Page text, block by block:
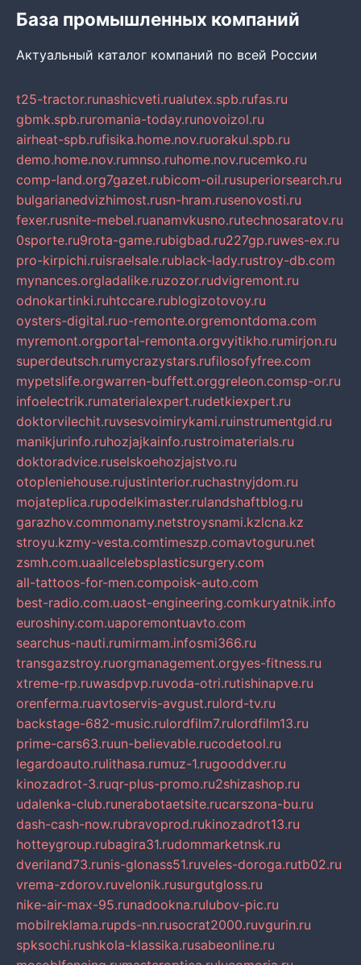
База промышленных компаний
Актуальный каталог компаний по всей России
t25-tractor.runashicveti.rualutex.spb.rufas.ru
gbmk.spb.ruromania-today.runovoizol.ru
airheat-spb.rufisika.home.nov.ruorakul.spb.ru
demo.home.nov.rumnso.ruhome.nov.rucemko.ru
comp-land.org7gazet.rubicom-oil.rusuperiorsearch.ru
bulgarianedvizhimost.rusn-hram.rusenovosti.ru
fexer.rusnite-mebel.ruanamvkusno.rutechnosaratov.ru
0sporte.ru9rota-game.rubigbad.ru227gp.ruwes-ex.ru
pro-kirpichi.ruisraelsale.rublack-lady.rustroy-db.com
mynances.orgladalike.ruzozor.rudvigremont.ru
odnokartinki.ruhtccare.rublogizotovoy.ru
oysters-digital.ruo-remonte.orgremontdoma.com
myremont.orgportal-remonta.orgvyitikho.rumirjon.ru
superdeutsch.rumycrazystars.rufilosofyfree.com
mypetslife.orgwarren-buffett.orggreleon.comsp-or.ru
infoelectrik.rumaterialexpert.rudetkiexpert.ru
doktorvilechit.ruvsesvoimirykami.ruinstrumentgid.ru
manikjurinfo.ruhozjajkainfo.rustroimaterials.ru
doktoradvice.ruselskoehozjajstvo.ru
otopleniehouse.rujustinterior.ruchastnyjdom.ru
mojateplica.rupodelkimaster.rulandshaftblog.ru
garazhov.commonamy.netstroysnami.kzlcna.kz
stroyu.kzmy-vesta.comtimeszp.comavtoguru.net
zsmh.com.uaallcelebsplasticsurgery.com
all-tattoos-for-men.compoisk-auto.com
best-radio.com.uaost-engineering.comkuryatnik.info
euroshiny.com.uaporemontuavto.com
searchus-nauti.rumirmam.infosmi366.ru
transgazstroy.ruorgmanagement.orgyes-fitness.ru
xtreme-rp.ruwasdpvp.ruvoda-otri.rutishinapve.ru
orenferma.ruavtoservis-avgust.rulord-tv.ru
backstage-682-music.rulordfilm7.rulordfilm13.ru
prime-cars63.ruun-believable.rucodetool.ru
legardoauto.rulithasa.rumuz-1.rugooddver.ru
kinozadrot-3.ruqr-plus-promo.ru2shizashop.ru
udalenka-club.runerabotaetsite.rucarszona-bu.ru
dash-cash-now.rubravoprod.rukinozadrot13.ru
hotteygroup.rubagira31.rudommarketnsk.ru
dveriland73.runis-glonass51.ruveles-doroga.rutb02.ru
vrema-zdorov.ruvelonik.rusurgutgloss.ru
nike-air-max-95.runadookna.rulubov-pic.ru
mobilreklama.rupds-nn.rusocrat2000.ruvgurin.ru
spksochi.rushkola-klassika.rusabeonline.ru